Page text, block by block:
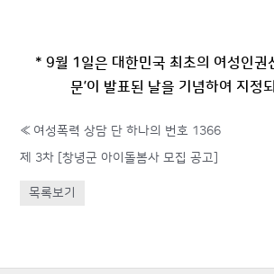
* 9월 1일은 대한민국 최초의 여성인권
문’이 발표된 날을 기념하여 지정
« 여성폭력 상담 단 하나의 번호 1366
제 3차 [창녕군 아이돌봄사 모집 공고]
목록보기